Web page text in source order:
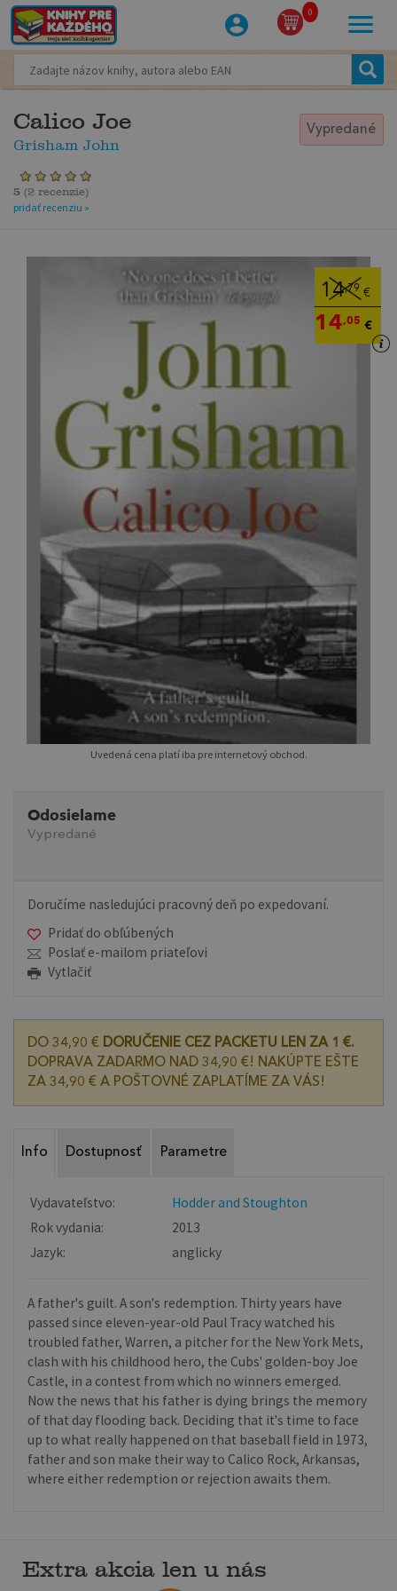
0
Calico Joe
Grisham John
Vypredané
5 (2 recenzie)
pridať recenziu »
14,79 €
14,05 €
Uvedená cena platí iba pre internetový obchod.
Odosielame
Vypredané
Doručíme nasledujúci pracovný deň po expedovaní.
Pridať do obľúbených
Poslať e-mailom priateľovi
Vytlačiť
DO 34,90 € DORUČENIE CEZ PACKETU LEN ZA 1 €.
DOPRAVA ZADARMO NAD 34,90 €! NAKÚPTE EŠTE
ZA 34,90 € A POŠTOVNÉ ZAPLATÍME ZA VÁS!
Info Dostupnosť Parametre
Vydavateľstvo:
Hodder and Stoughton
Rok vydania:
2013
Jazyk:
anglicky
A father's guilt. A son's redemption. Thirty years have
passed since eleven-year-old Paul Tracy watched his
troubled father, Warren, a pitcher for the New York Mets,
clash with his childhood hero, the Cubs' golden-boy Joe
Castle, in a contest from which no winners emerged.
Now the news that his father is dying brings the memory
of that day flooding back. Deciding that it's time to face
up to what really happened on that baseball field in 1973,
father and son make their way to Calico Rock, Arkansas,
where either redemption or rejection awaits them.
Extra akcia len u nás